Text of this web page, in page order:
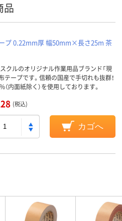
品
ープ 0.22mm厚 幅50mm×長さ25m 茶
スクルのオリジナル作業用品ブランド「現
テープです。信頼の国産で手切れも抜群！
内面紙除く）を使用しております。
(税込)
カゴへ